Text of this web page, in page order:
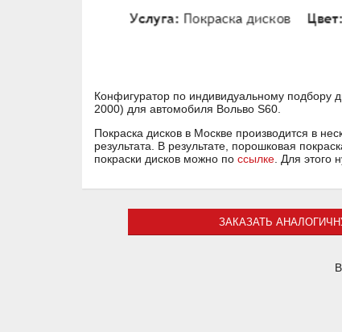
Конфигуратор по индивидуальному подбору
2000) для автомобиля Вольво S60.
Покраска дисков в Москве производится в
результата. В результате, порошковая
покраски дисков можно по ссылке. Для этого
ЗАКАЗАТЬ